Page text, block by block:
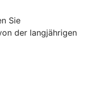
Sie
der langjährigen